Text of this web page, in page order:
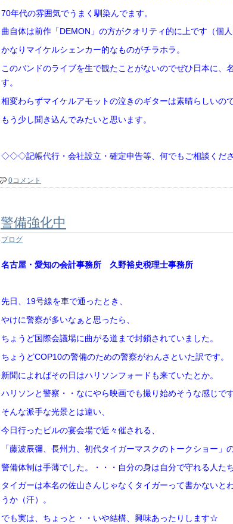
70年代の雰囲気でうまく馴染んでます。
曲自体は前作「DEMON」の方がクオリティ的に上です（個人
かなりマイケルシェンカー的なものがチラホラ。
このバンドのライブを生で観たことがないのでぜひ日本に、
す。
相変わらずマイケルアモットの泣きのギターは素晴らしいの
もう少し聞き込んでみたいと思います。
◇◇◇記帳代行・会社設立・確定申告等、何でもご相談く
0コメント
警備強化中
ブログ
名古屋・愛知の会計事務所 久野裕史税理士事務所
先日、19号線を車で通ったとき、
やけに警察が多いなぁと思ったら、
ちょうど国際会議場に曲がる道まで封鎖されていました。
ちょうどCOP10の警備のための警察がわんさといた訳です。
新聞によればその日はハリソンフォードも来ていたとか。
ハリソンと警察・・なにやら映画でも撮り始めそうな感じです
そんな派手な光景とは違い、
今日行ったビルの宴会場で近々催される、
「藤波辰彌、長州力、初代タイガーマスクのトークショー」
警備体制は手薄でした。・・・自分の身は自分で守れる人た
タイガーは本名の佐山さんじゃなくタイガーって書かないと
うか（汗）。
でも実は、ちょっと・・いや結構、興味あったりします☆